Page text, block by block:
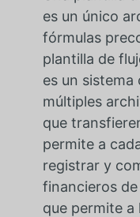
es un único
fórmulas
plantilla de
es un
múltiples
que
permite a
registrar y
financieros
que permite